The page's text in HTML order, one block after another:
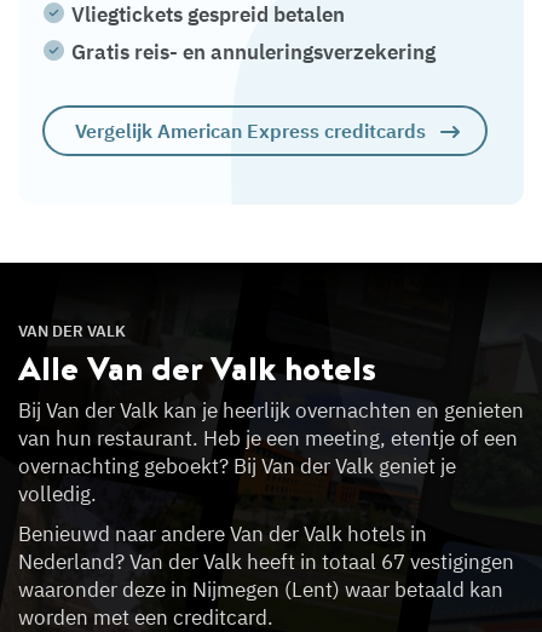
Vliegtickets gespreid betalen
Gratis reis- en annuleringsverzekering
Vergelijk American Express creditcards
VAN DER VALK
Alle Van der Valk hotels
Bij Van der Valk kan je heerlijk overnachten en genieten
van hun restaurant. Heb je een meeting, etentje of een
overnachting geboekt? Bij Van der Valk geniet je
volledig.
Benieuwd naar andere Van der Valk hotels in
Nederland? Van der Valk heeft in totaal 67 vestigingen
waaronder deze in Nijmegen (Lent) waar betaald kan
worden met een creditcard.